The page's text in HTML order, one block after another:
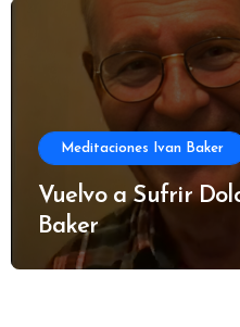
Meditaciones Ivan Baker
Vuelvo a Sufrir
Baker